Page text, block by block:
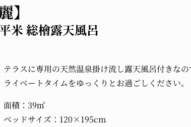
】
米 総檜露天風呂
テラスに専用の天然温泉掛け流し露天風呂付きな
ライベートタイムをゆっくりとお過ごしください。
面積：39㎡
ベッドサイズ：120×195cm